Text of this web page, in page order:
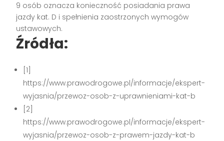
9 osób oznacza konieczność posiadania prawa
jazdy kat. D i spełnienia zaostrzonych wymogów
ustawowych.
Źródła:
[1]
https://www.prawodrogowe.pl/informacje/ekspert-
wyjasnia/przewoz-osob-z-uprawnieniami-kat-b
[2]
https://www.prawodrogowe.pl/informacje/ekspert-
wyjasnia/przewoz-osob-z-prawem-jazdy-kat-b